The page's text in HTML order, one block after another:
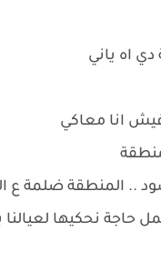
اه ياني
انا معاكي
.. المنطقة ضلمة ع
حاجة نحكيها لعيالنا